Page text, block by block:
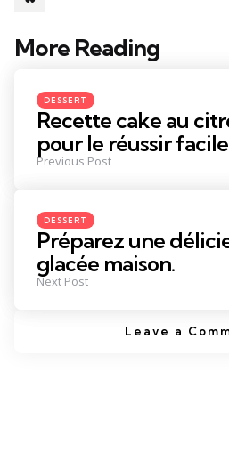
More Reading
Post
Posted
in
DESSERT
Recette cake au
pour le réussir
Previous Post
Posted
in
DESSERT
Préparez une
glacée maison.
Next Post
Leave a